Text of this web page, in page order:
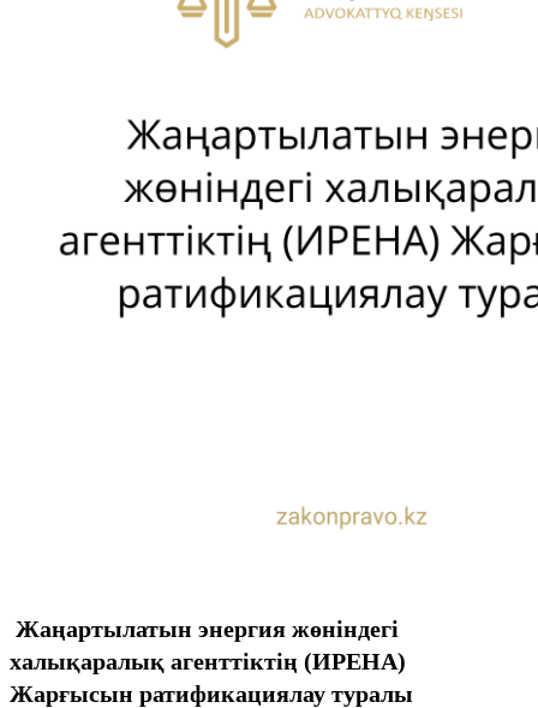
Жаңартылатын энергия жөніндегі
халықаралық агенттіктің (ИРЕНА)
Жарғысын ратификациялау туралы